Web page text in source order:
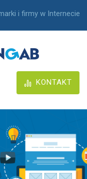
i firmy w Internecie
KONTAKT